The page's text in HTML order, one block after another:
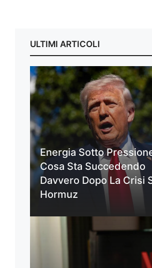
ULTIMI ARTICOLI
Energia Sotto
Cosa Sta Succedendo
Davvero Dopo La Crisi
Hormuz